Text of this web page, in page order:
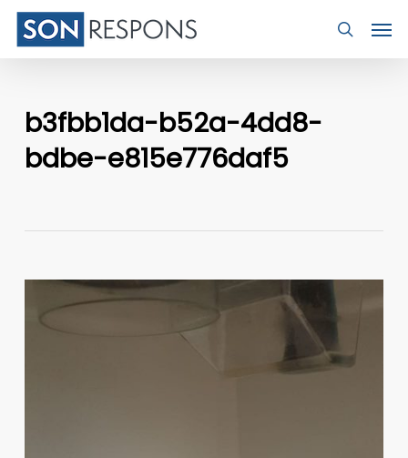
Skip
main
search
b3fbb1da-b52a-4dd8-
bdbe-e815e776daf5